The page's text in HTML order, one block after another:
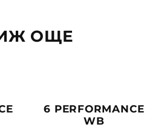
ОЩЕ
6 PERFORMANCE
WB